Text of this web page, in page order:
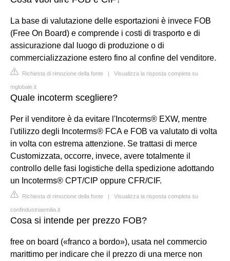
La base di valutazione delle esportazioni è invece FOB
(Free On Board) e comprende i costi di trasporto e di
assicurazione dal luogo di produzione o di
commercializzazione estero fino al confine del venditore.
Richiesta di rimozione della fonte | Visualizza la risposta completa su
mglobale.it
Quale incoterm scegliere?
Per il venditore è da evitare l'Incoterms® EXW, mentre
l'utilizzo degli Incoterms® FCA e FOB va valutato di volta
in volta con estrema attenzione. Se trattasi di merce
Customizzata, occorre, invece, avere totalmente il
controllo delle fasi logistiche della spedizione adottando
un Incoterms® CPT/CIP oppure CFR/CIF.
Richiesta di rimozione della fonte | Visualizza la risposta completa su
confindustriaemilia.it
Cosa si intende per prezzo FOB?
free on board («franco a bordo»), usata nel commercio
marittimo per indicare che il prezzo di una merce non